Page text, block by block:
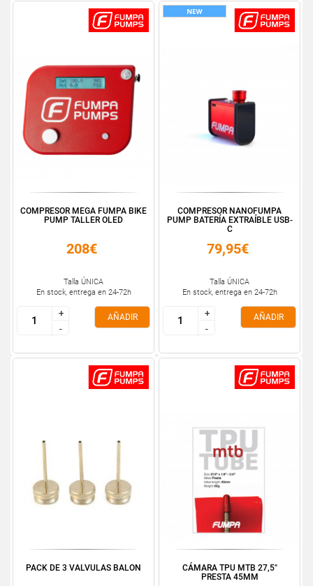
COMPRESOR MEGA FUMPA BIKE
PUMP TALLER OLED
208€
Talla ÚNICA
En stock, entrega en 24-72h
+
-
+
-
AÑADIR
COMPRESOR NANOFUMPA
PUMP BATERÍA EXTRAÍBLE USB-
C
79,95€
Talla ÚNICA
En stock, entrega en 24-72h
+
-
+
-
AÑADIR
PACK DE 3 VALVULAS BALON
CÁMARA TPU MTB 27,5"
PRESTA 45MM